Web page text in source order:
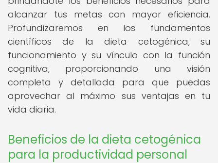
alcanzar tus metas con mayor eficiencia.
Profundizaremos en los fundamentos
científicos de la dieta cetogénica, su
funcionamiento y su vínculo con la función
cognitiva, proporcionando una visión
completa y detallada para que puedas
aprovechar al máximo sus ventajas en tu
vida diaria.
Beneficios de la dieta cetogénica
para la productividad personal